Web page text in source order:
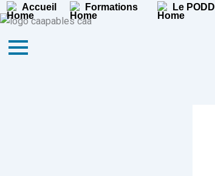
Accueil Formations Le PODD